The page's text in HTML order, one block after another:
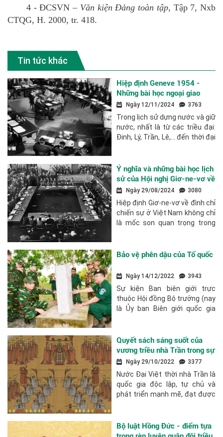
4 - ĐCSVN – Văn kiện Đảng toàn tập, Tập 7, Nxb
CTQG, H. 2000, tr. 418.
Tin tức khác
Hiệp định Geneve 1954 -
Những bài học ngoại giao
kinh điển
Ngày 12/11/2024 3763
Trong lịch sử dựng nước và giữ
nước, nhất là từ các triều đại:
Đinh, Lý, Trần, Lê,… đến thời đại
trong chiến đấu cũng như
tinh...
Ý nghĩa và những bài học lịch
sử của Hội nghị Giơ-ne-vơ về
Đông Dương năm 1954
Ngày 29/08/2024 3080
Hiệp định Giơ-ne-vơ về đình chỉ
chiến sự ở Việt Nam không chỉ
là mốc son quan trọng trong
trong thế kỷ XX, mà còn là sự
Bảo vệ phên dậu của Tổ quốc
Ngày 14/12/2022 3943
Sự kiện Ban biên giới trực
thuộc Hội đồng Bộ trưởng (nay
là Ủy ban Biên giới quốc gia
năm trước đây không phải là
ngày lễ lớn so với...
Quyết sách sáng suốt của
vương triều nhà Trần trong sự
nghiệp dựng nước và giữ
nước
Ngày 29/10/2022 3377
Nước Đại Việt thời nhà Trần là
quốc gia độc lập, tự chủ và
phát triển mạnh mẽ, đạt được
tế, văn hóa, xã hội. Có...
Bộ luật Hồng Đức - điểm tựa